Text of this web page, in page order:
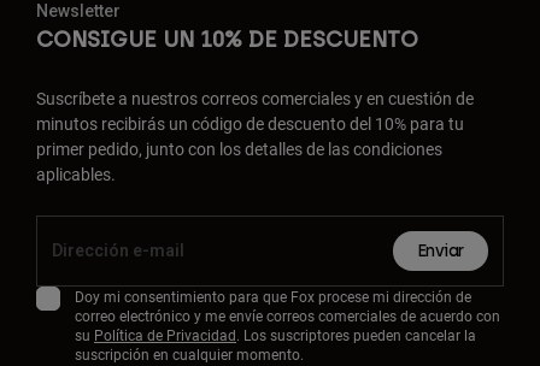
Newsletter
CONSIGUE UN 10% DE DESCUENTO
Suscríbete a nuestros correos comerciales y en cuestión de
minutos recibirás un código de descuento del 10% para tu
primer pedido, junto con los detalles de las condiciones
aplicables.
Enviar
Doy mi consentimiento para que Fox procese mi dirección de
correo electrónico y me envíe correos comerciales de acuerdo con
su Política de Privacidad. Los suscriptores pueden cancelar la
suscripción en cualquier momento.